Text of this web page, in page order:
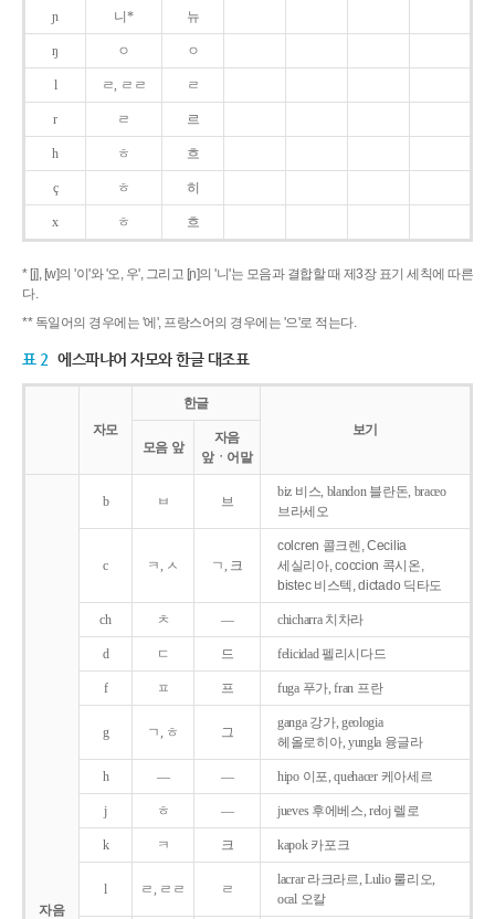
ɲ 니* 뉴
ŋ ㅇ ㅇ
l ㄹ, ㄹㄹ ㄹ
r ㄹ 르
h ㅎ 흐
ç ㅎ 히
x ㅎ 흐
* [j], [w]의 '이'와 '오, 우', 그리고 [ɲ]의 '니'는 모음과 결합할 때 제3장 표기 세칙에 따른
다.
** 독일어의 경우에는 '에', 프랑스어의 경우에는 '으'로 적는다.
표 2 에스파냐어 자모와 한글 대조표
자모
한글
보기
모음 앞
자음
앞ㆍ어말
자음
b ㅂ 브
biz 비스, blandon 블란돈, braceo
브라세오
c ㅋ, ㅅ ㄱ, 크
colcren 콜크렌, Cecilia
세실리아, coccion 콕시온,
bistec 비스텍, dictado 딕타도
ch ㅊ ― chicharra 치차라
d ㄷ 드 felicidad 펠리시다드
f ㅍ 프 fuga 푸가, fran 프란
g ㄱ, ㅎ 그
ganga 강가, geologia
헤올로히아, yungla 융글라
h ― ― hipo 이포, quehacer 케아세르
j ㅎ ― jueves 후에베스, reloj 렐로
k ㅋ 크 kapok 카포크
l ㄹ, ㄹㄹ ㄹ
lacrar 라크라르, Lulio 룰리오,
ocal 오칼